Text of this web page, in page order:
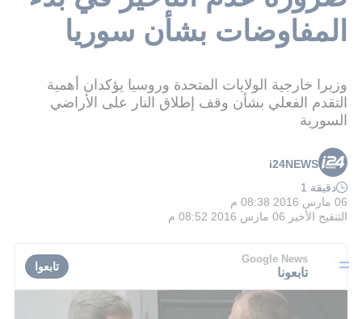
المفاوضات بشأن سوريا
وزيرا خارجية الولايات المتحدة وروسيا يؤكدان أهمية
التقدم الفعلي بشأن وقف إطلاق النار على الأراضي
السورية
i24NEWS
دقيقة 1
06 مارس 2016 08:38 م
التنقيح الأخير 06 مارس 2016 08:52 م
Google News
تابعونا تابعوا